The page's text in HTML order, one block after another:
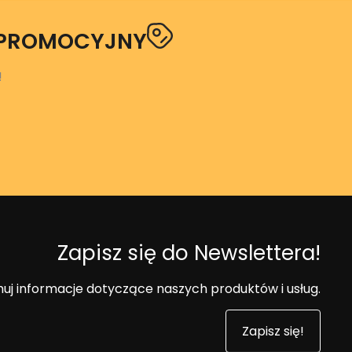
Zapisz się do Newslettera!
informacje dotyczące naszych produktów i usług.
Zapisz się!